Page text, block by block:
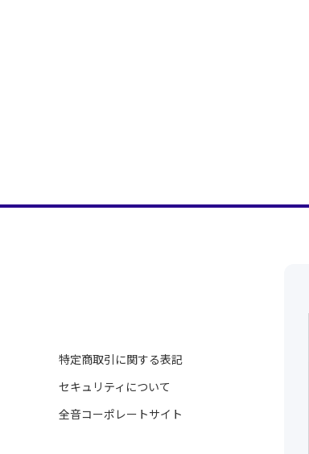
特定商取引に関する表記
セキュリティについて
全音コーポレートサイト